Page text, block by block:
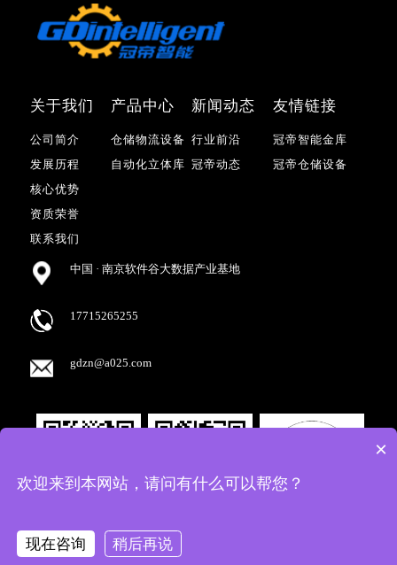
关于我们
公司简介
发展历程
核心优势
资质荣誉
联系我们
产品中心
仓储物流设备
自动化立体库
新闻动态
行业前沿
冠帝动态
友情链接
冠帝智能金库
冠帝仓储设备
中国 · 南京软件谷大数据产业基地
17715265255
gdzn@a025.com
冠帝智能科技（南京）有限公司 四向车立体库 智能仓库 线边立体库
×
欢迎来到本网站，请问有什么可以帮您？
现在咨询 稍后再说